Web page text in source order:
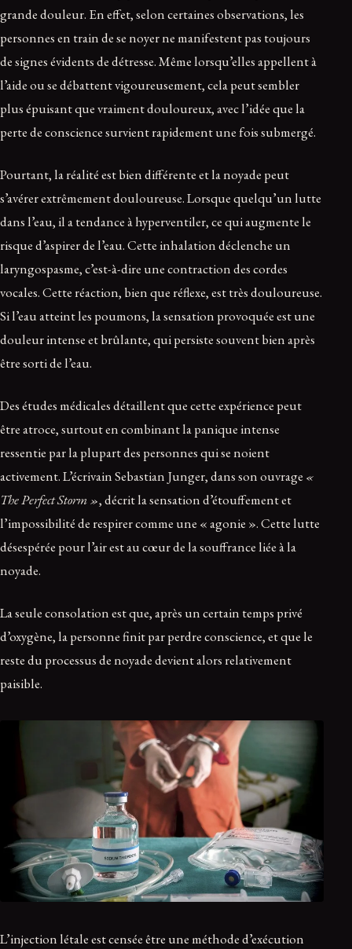
grande douleur. En effet, selon certaines observations, les
personnes en train de se noyer ne manifestent pas toujours
de signes évidents de détresse. Même lorsqu’elles appellent à
l’aide ou se débattent vigoureusement, cela peut sembler
plus épuisant que vraiment douloureux, avec l’idée que la
perte de conscience survient rapidement une fois submergé.
Pourtant, la réalité est bien différente et la noyade peut
s’avérer extrêmement douloureuse. Lorsque quelqu’un lutte
dans l’eau, il a tendance à hyperventiler, ce qui augmente le
risque d’aspirer de l’eau. Cette inhalation déclenche un
laryngospasme, c’est-à-dire une contraction des cordes
vocales. Cette réaction, bien que réflexe, est très douloureuse.
Si l’eau atteint les poumons, la sensation provoquée est une
douleur intense et brûlante, qui persiste souvent bien après
être sorti de l’eau.
Des études médicales détaillent que cette expérience peut
être atroce, surtout en combinant la panique intense
ressentie par la plupart des personnes qui se noient
activement. L’écrivain Sebastian Junger, dans son ouvrage «
The Perfect Storm », décrit la sensation d’étouffement et
l’impossibilité de respirer comme une « agonie ». Cette lutte
désespérée pour l’air est au cœur de la souffrance liée à la
noyade.
La seule consolation est que, après un certain temps privé
d’oxygène, la personne finit par perdre conscience, et que le
reste du processus de noyade devient alors relativement
paisible.
L’injection létale est censée être une méthode d’exécution